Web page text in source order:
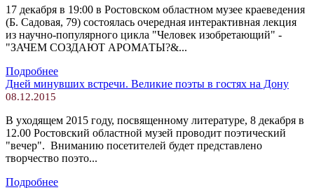
17 декабря в 19:00 в Ростовском областном музее краеведения
(Б. Садовая, 79) состоялась очередная интерактивная лекция
из научно-популярного цикла "Человек изобретающий" -
"ЗАЧЕМ СОЗДАЮТ АРОМАТЫ?&...
Подробнее
Дней минувших встречи. Великие поэты в гостях на Дону
08.12.2015
В уходящем 2015 году, посвященному литературе, 8 декабря в
12.00 Ростовский областной музей проводит поэтический
"вечер". Вниманию посетителей будет представлено
творчество поэто...
Подробнее